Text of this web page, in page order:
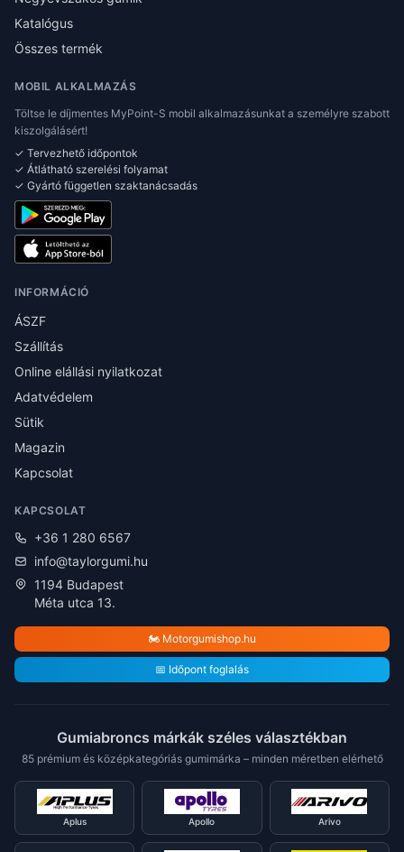
Katalógus
Összes termék
MOBIL ALKALMAZÁS
Töltse le díjmentes MyPoint-S mobil alkalmazásunkat a személyre szabott
kiszolgálásért!
✓ Tervezhető időpontok
✓ Átlátható szerelési folyamat
✓ Gyártó független szaktanácsadás
INFORMÁCIÓ
ÁSZF
Szállítás
Online elállási nyilatkozat
Adatvédelem
Sütik
Magazin
Kapcsolat
KAPCSOLAT
+36 1 280 6567
info@taylorgumi.hu
1194 Budapest
Méta utca 13.
🏍️ Motorgumishop.hu
📅 Időpont foglalás
Gumiabroncs márkák széles választékban
85 prémium és középkategóriás gumimárka – minden méretben elérhető
Aplus Apollo Arivo